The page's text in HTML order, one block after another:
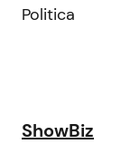
Politica
ShowBiz